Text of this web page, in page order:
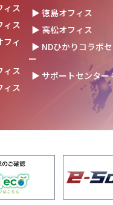
未来を語る
束を深めた2日間！創
を開催！
日本電通グループ内定式
新卒10期生が本社に集ま
山オフィスお引っ越し
布院保養所をリノベーシ
！～社員とご家族の「
点」に～
ィス
ィス
ィ
ィス
ィス
▶ 徳島オフィス
▶ 高松オフィス
▶ NDひかりコラボ
ー
▶ サポートセンター